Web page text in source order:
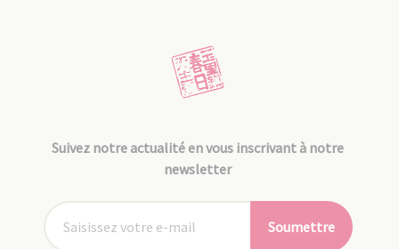
Suivez notre actualité en vous inscrivant à notre
newsletter
Soumettre